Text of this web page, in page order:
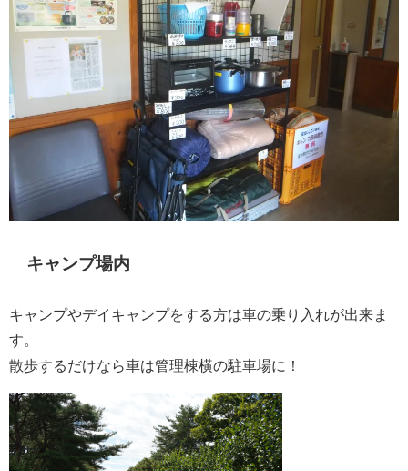
キャンプ場内
キャンプやデイキャンプをする方は車の乗り入れが出来ま
す。
散歩するだけなら車は管理棟横の駐車場に！